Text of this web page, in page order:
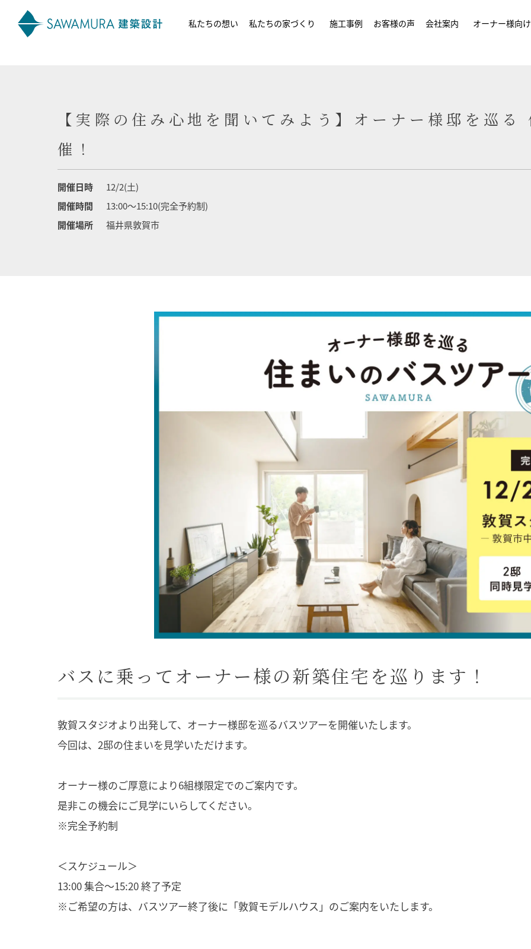
私たちの想い 私たちの家づくり 施工事例 お客様の声 会社案内 オーナー様向け
【実際の住み心地を聞いてみよう】オーナー様邸を巡
催！
開催日時
12/2(土)
開催時間
13:00～15:10(完全予約制)
開催場所
福井県敦賀市
バスに乗ってオーナー様の新築住宅を巡ります！
敦賀スタジオより出発して、オーナー様邸を巡るバスツアーを開催いたします。
今回は、2邸の住まいを見学いただけます。
オーナー様のご厚意により6組様限定でのご案内です。
是非この機会にご見学にいらしてください。
※完全予約制
＜スケジュール＞
13:00 集合〜15:20 終了予定
※ご希望の方は、バスツアー終了後に「敦賀モデルハウス」のご案内をいたします。